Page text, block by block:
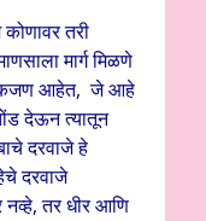
तरी
मार्ग मिळणे
आहेत, जे आहे
देऊन त्यातून
दरवाजे हे
दरवाजे
नव्हे, तर धीर आणि